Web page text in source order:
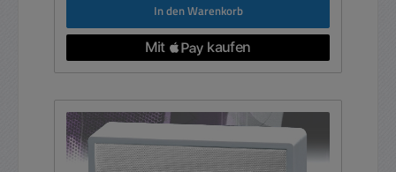
In den Warenkorb